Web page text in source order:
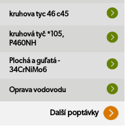
kruhova tyc 46 c45
kruhová tyč *105,
P460NH
Plochá a guľatá -
34CrNiMo6
Oprava vodovodu
Další poptávky